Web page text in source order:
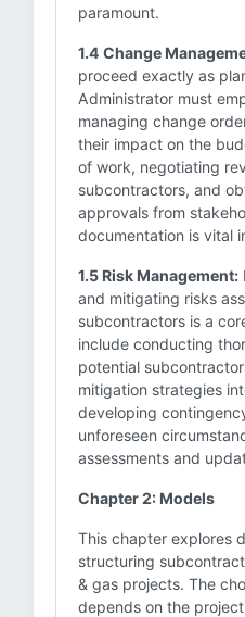
paramount.
1.4 Change
proceed exactly as
Administrator must
managing change
their impact on the
of work, negotiating
subcontractors, and
approvals from
documentation is vital
1.5 Risk Management:
and mitigating risks
subcontractors is a
include conducting
potential
mitigation strategies
developing
unforeseen
assessments and
Chapter 2: Models
This chapter explores
structuring
& gas projects. The
depends on the